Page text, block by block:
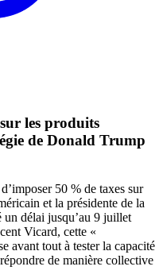
les produits
de Donald Trump
50 % de taxes sur
et la présidente de la
un délai jusqu’au 9 juillet
Vicard, cette «
avant tout à tester la capacité
de manière collective